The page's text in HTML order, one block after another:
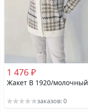
1 476 ₽
Жакет В 1920/молочный
заказов: 0